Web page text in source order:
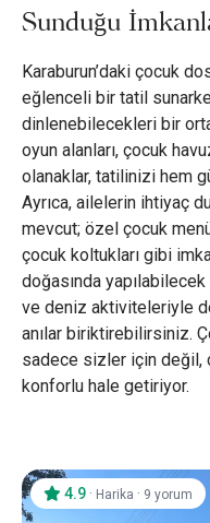
Sunduğu
Karaburun’daki çocuk
eğlenceli bir tatil
dinlenebilecekleri bir
oyun alanları, çocuk
olanaklar, tatilinizi hem
Ayrıca, ailelerin ihtiyaç
mevcut; özel çocuk
çocuk koltukları gibi
doğasında
ve deniz aktiviteleriyle
anılar biriktirebilirsiniz.
sadece sizler için değil,
konforlu hale getiriyor.
4.9 · Harika · 9 yorum